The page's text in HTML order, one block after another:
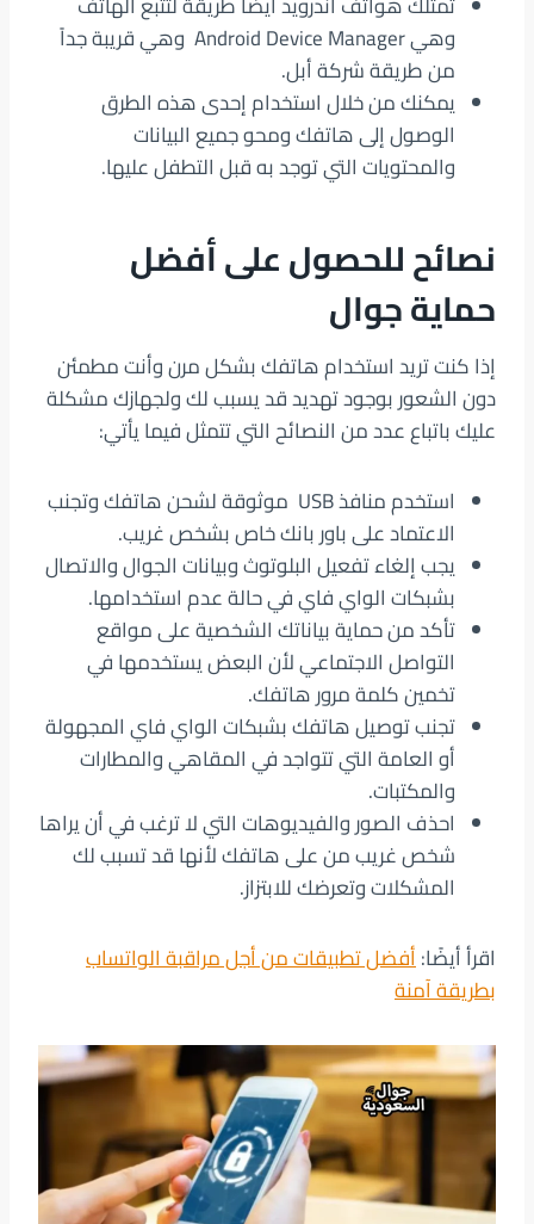
وهي Android Device Manager وهي قريبة جداً
من طريقة شركة أبل.
يمكنك من خلال استخدام إحدى هذه الطرق
الوصول إلى هاتفك ومحو جميع البيانات
والمحتويات التي توجد به قبل التطفل عليها.
نصائح للحصول على أفضل
حماية جوال
إذا كنت تريد استخدام هاتفك بشكل مرن وأنت مطمئن
دون الشعور بوجود تهديد قد يسبب لك ولجهازك مشكلة
عليك باتباع عدد من النصائح التي تتمثل فيما يأتي:
استخدم منافذ USB موثوقة لشحن هاتفك وتجنب
الاعتماد على باور بانك خاص بشخص غريب.
يجب إلغاء تفعيل البلوتوث وبيانات الجوال والاتصال
بشبكات الواي فاي في حالة عدم استخدامها.
تأكد من حماية بياناتك الشخصية على مواقع
التواصل الاجتماعي لأن البعض يستخدمها في
تخمين كلمة مرور هاتفك.
تجنب توصيل هاتفك بشبكات الواي فاي المجهولة
أو العامة التي تتواجد في المقاهي والمطارات
والمكتبات.
احذف الصور والفيديوهات التي لا ترغب في أن يراها
شخص غريب من على هاتفك لأنها قد تسبب لك
المشكلات وتعرضك للابتزاز.
اقرأ أيضًا:أفضل تطبيقات من أجل مراقبة الواتساب
بطريقة آمنة